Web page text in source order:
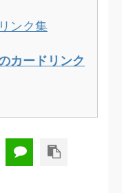
ンク集
カードリンク